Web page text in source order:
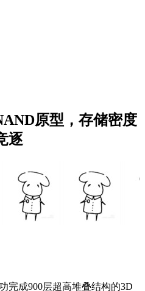
原型，存储密度
逐
完成900层超高堆叠结构的3D